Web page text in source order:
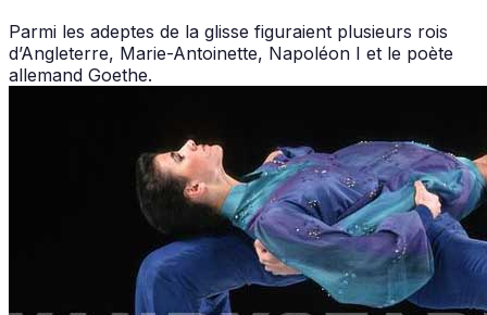
Parmi les adeptes de la glisse figuraient plusieurs rois
d’Angleterre, Marie-Antoinette, Napoléon I et le poète
allemand Goethe.